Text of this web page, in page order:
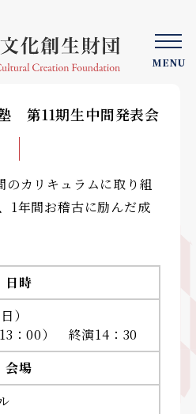
MENU
第11期生中間発表会
カリキュラムに取り組
1年間お稽古に励んだ成
日時
日）
：00） 終演14：30
会場